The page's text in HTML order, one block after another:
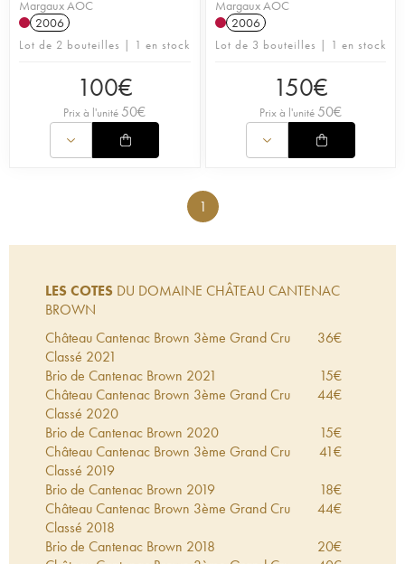
Margaux AOC
2006
Lot de 2 bouteilles | 1 en stock
100€
Prix à l'unité 50€
Margaux AOC
2006
Lot de 3 bouteilles | 1 en stock
150€
Prix à l'unité 50€
1
LES COTES DU DOMAINE CHÂTEAU CANTENAC
BROWN
Château Cantenac Brown 3ème Grand Cru
Classé 2021
36€
Brio de Cantenac Brown 2021 15€
Château Cantenac Brown 3ème Grand Cru
Classé 2020
44€
Brio de Cantenac Brown 2020 15€
Château Cantenac Brown 3ème Grand Cru
Classé 2019
41€
Brio de Cantenac Brown 2019 18€
Château Cantenac Brown 3ème Grand Cru
Classé 2018
44€
Brio de Cantenac Brown 2018 20€